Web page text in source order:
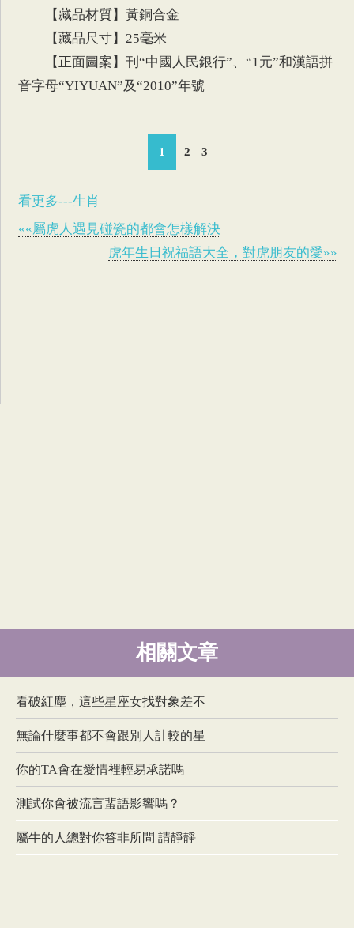
【藏品材質】黃銅合金
【藏品尺寸】25毫米
【正面圖案】刊“中國人民銀行”、“1元”和漢語拼
音字母“YIYUAN”及“2010”年號
1 2 3
看更多---生肖
««屬虎人遇見碰瓷的都會怎樣解決
虎年生日祝福語大全，對虎朋友的愛»»
相關文章
看破紅塵，這些星座女找對象差不
無論什麼事都不會跟別人計較的星
你的TA會在愛情裡輕易承諾嗎
測試你會被流言蜚語影響嗎？
屬牛的人總對你答非所問 請靜靜